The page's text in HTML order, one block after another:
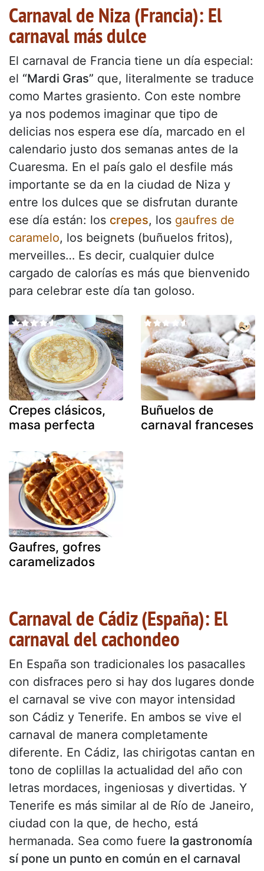
Carnaval de Niza (Francia): El
carnaval más dulce
El carnaval de Francia tiene un día especial:
el “Mardi Gras” que, literalmente se traduce
como Martes grasiento. Con este nombre
ya nos podemos imaginar que tipo de
delicias nos espera ese día, marcado en el
calendario justo dos semanas antes de la
Cuaresma. En el país galo el desfile más
importante se da en la ciudad de Niza y
entre los dulces que se disfrutan durante
ese día están: los crepes, los gaufres de
caramelo, los beignets (buñuelos fritos),
merveilles… Es decir, cualquier dulce
cargado de calorías es más que bienvenido
para celebrar este día tan goloso.
Crepes clásicos,
masa perfecta
Buñuelos de
carnaval franceses
Gaufres, gofres
caramelizados
Carnaval de Cádiz (España): El
carnaval del cachondeo
En España son tradicionales los pasacalles
con disfraces pero si hay dos lugares donde
el carnaval se vive con mayor intensidad
son Cádiz y Tenerife. En ambos se vive el
carnaval de manera completamente
diferente. En Cádiz, las chirigotas cantan en
tono de coplillas la actualidad del año con
letras mordaces, ingeniosas y divertidas. Y
Tenerife es más similar al de Río de Janeiro,
ciudad con la que, de hecho, está
hermanada. Sea como fuere la gastronomía
sí pone un punto en común en el carnaval